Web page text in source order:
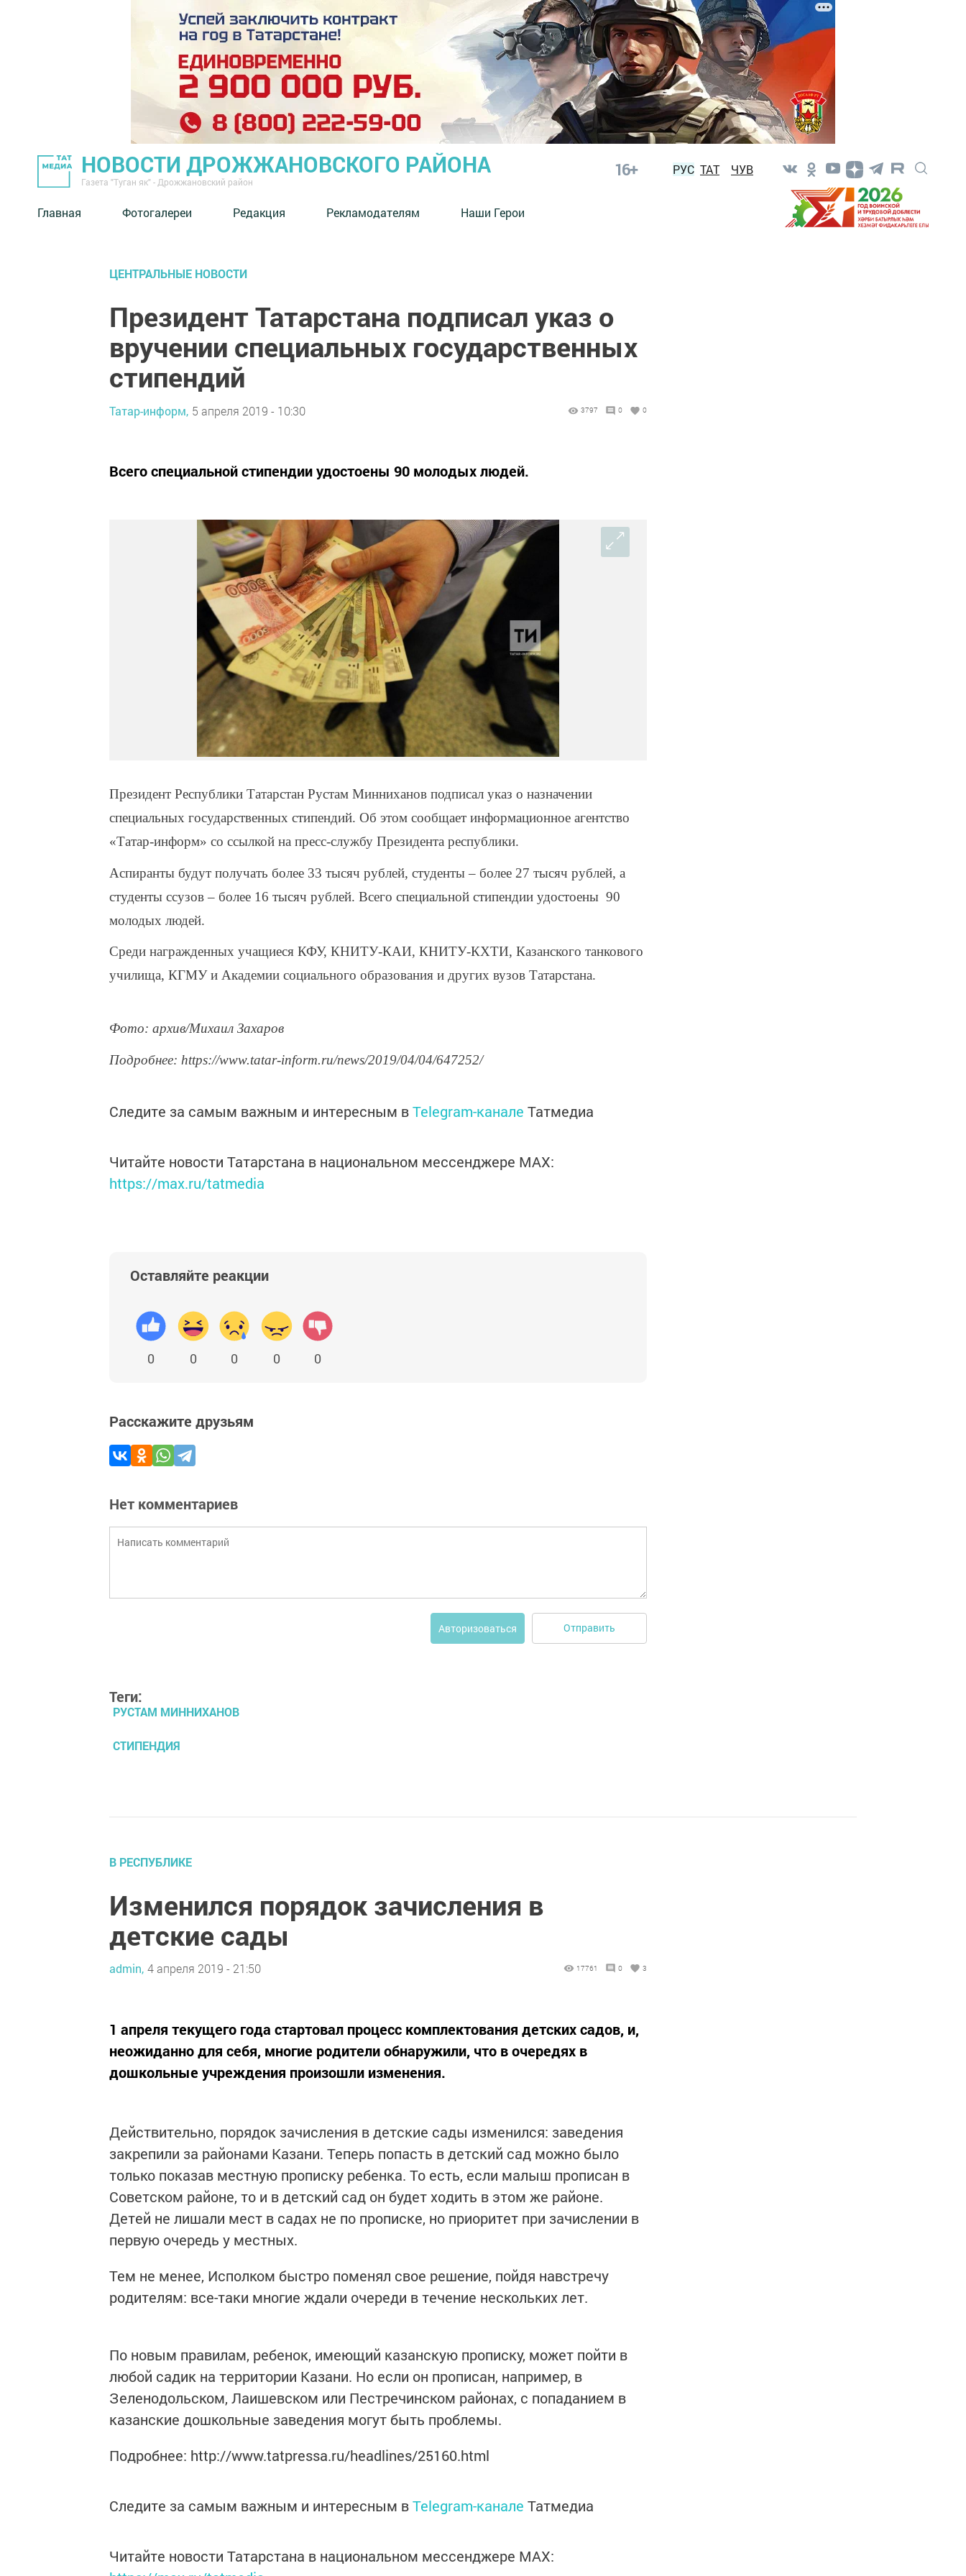
НОВОСТИ ДРОЖЖАНОВСКОГО РАЙОНА
Газета "Туган як" - Дрожжановский район
16+ РУС ТАТ ЧУВ
Главная Фотогалереи Редакция Рекламодателям Наши Герои
ЦЕНТРАЛЬНЫЕ НОВОСТИ
Президент Татарстана подписал указ о
вручении специальных государственных
стипендий
Татар-информ, 5 апреля 2019 - 10:30 3797 0 0
Всего специальной стипендии удостоены 90 молодых людей.
Президент Республики Татарстан Рустам Минниханов подписал указ о назначении
специальных государственных стипендий. Об этом сообщает информационное агентство
«Татар-информ» со ссылкой на пресс-службу Президента республики.
Аспиранты будут получать более 33 тысяч рублей, студенты – более 27 тысяч рублей, а
студенты ссузов – более 16 тысяч рублей. Всего специальной стипендии удостоены 90
молодых людей.
Среди награжденных учащиеся КФУ, КНИТУ-КАИ, КНИТУ-КХТИ, Казанского танкового
училища, КГМУ и Академии социального образования и других вузов Татарстана.
Фото: архив/Михаил Захаров
Подробнее: https://www.tatar-inform.ru/news/2019/04/04/647252/
Следите за самым важным и интересным вTelegram-канале Татмедиа
Читайте новости Татарстана в национальном мессенджере MАХ:
https://max.ru/tatmedia
Оставляйте реакции
0 0 0 0 0
Расскажите друзьям
Нет комментариев
Авторизоваться Отправить
Теги:
РУСТАМ МИННИХАНОВ
СТИПЕНДИЯ
В РЕСПУБЛИКЕ
Изменился порядок зачисления в
детские сады
admin, 4 апреля 2019 - 21:50 17761 0 3
1 апреля текущего года стартовал процесс комплектования детских садов, и,
неожиданно для себя, многие родители обнаружили, что в очередях в
дошкольные учреждения произошли изменения.
Действительно, порядок зачисления в детские сады изменился: заведения
закрепили за районами Казани. Теперь попасть в детский сад можно было
только показав местную прописку ребенка. То есть, если малыш прописан в
Советском районе, то и в детский сад он будет ходить в этом же районе.
Детей не лишали мест в садах не по прописке, но приоритет при зачислении в
первую очередь у местных.
Тем не менее, Исполком быстро поменял свое решение, пойдя навстречу
родителям: все-таки многие ждали очереди в течение нескольких лет.
По новым правилам, ребенок, имеющий казанскую прописку, может пойти в
любой садик на территории Казани. Но если он прописан, например, в
Зеленодольском, Лаишевском или Пестречинском районах, с попаданием в
казанские дошкольные заведения могут быть проблемы.
Подробнее: http://www.tatpressa.ru/headlines/25160.html
Следите за самым важным и интересным вTelegram-канале Татмедиа
Читайте новости Татарстана в национальном мессенджере MАХ: